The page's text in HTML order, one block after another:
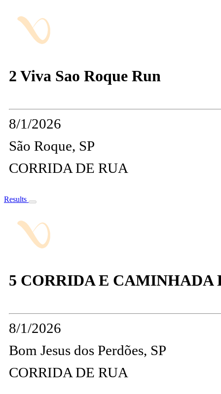
2 Viva Sao Roque Run
8/1/2026
São Roque, SP
CORRIDA DE RUA
Results
5 CORRIDA E CAMINHADA
8/1/2026
Bom Jesus dos Perdões, SP
CORRIDA DE RUA